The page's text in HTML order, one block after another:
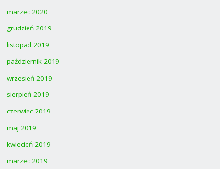
marzec 2020
grudzień 2019
listopad 2019
październik 2019
wrzesień 2019
sierpień 2019
czerwiec 2019
maj 2019
kwiecień 2019
marzec 2019